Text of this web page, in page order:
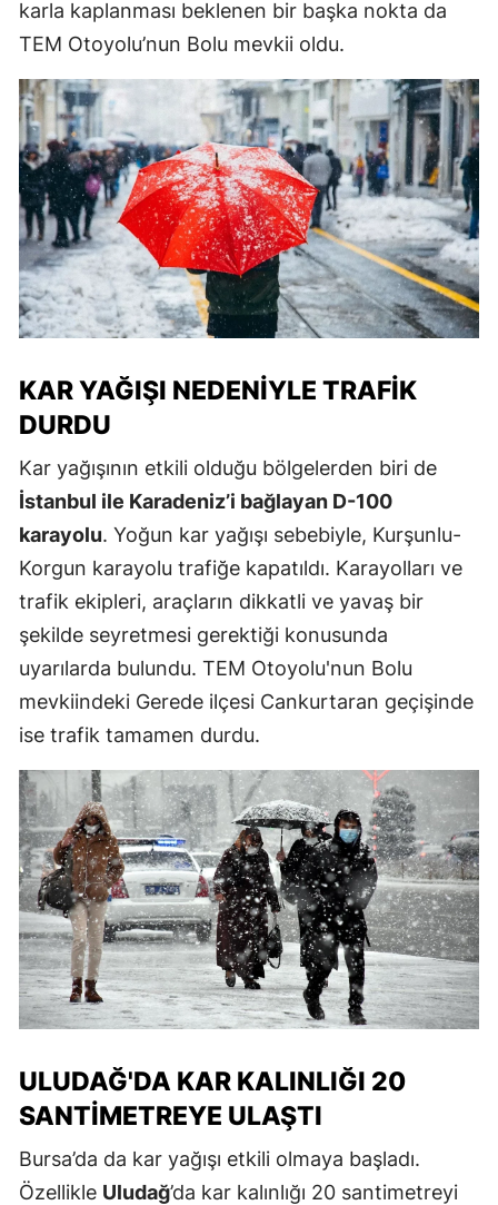
karla kaplanması beklenen bir başka nokta da
TEM Otoyolu’nun Bolu mevkii oldu.
KAR YAĞIŞI NEDENIYLE TRAFIK
DURDU
Kar yağışının etkili olduğu bölgelerden biri de
İstanbul ile Karadeniz’i bağlayan D-100
karayolu. Yoğun kar yağışı sebebiyle, Kurşunlu-
Korgun karayolu trafiğe kapatıldı. Karayolları ve
trafik ekipleri, araçların dikkatli ve yavaş bir
şekilde seyretmesi gerektiği konusunda
uyarılarda bulundu. TEM Otoyolu'nun Bolu
mevkiindeki Gerede ilçesi Cankurtaran geçişinde
ise trafik tamamen durdu.
ULUDAĞ'DA KAR KALINLIĞI 20
SANTIMETREYE ULAŞTI
Bursa’da da kar yağışı etkili olmaya başladı.
Özellikle Uludağ’da kar kalınlığı 20 santimetreyi